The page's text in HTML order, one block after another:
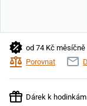
od 74 Kč měsíčně
Porovnat
Dárek k hodinkám